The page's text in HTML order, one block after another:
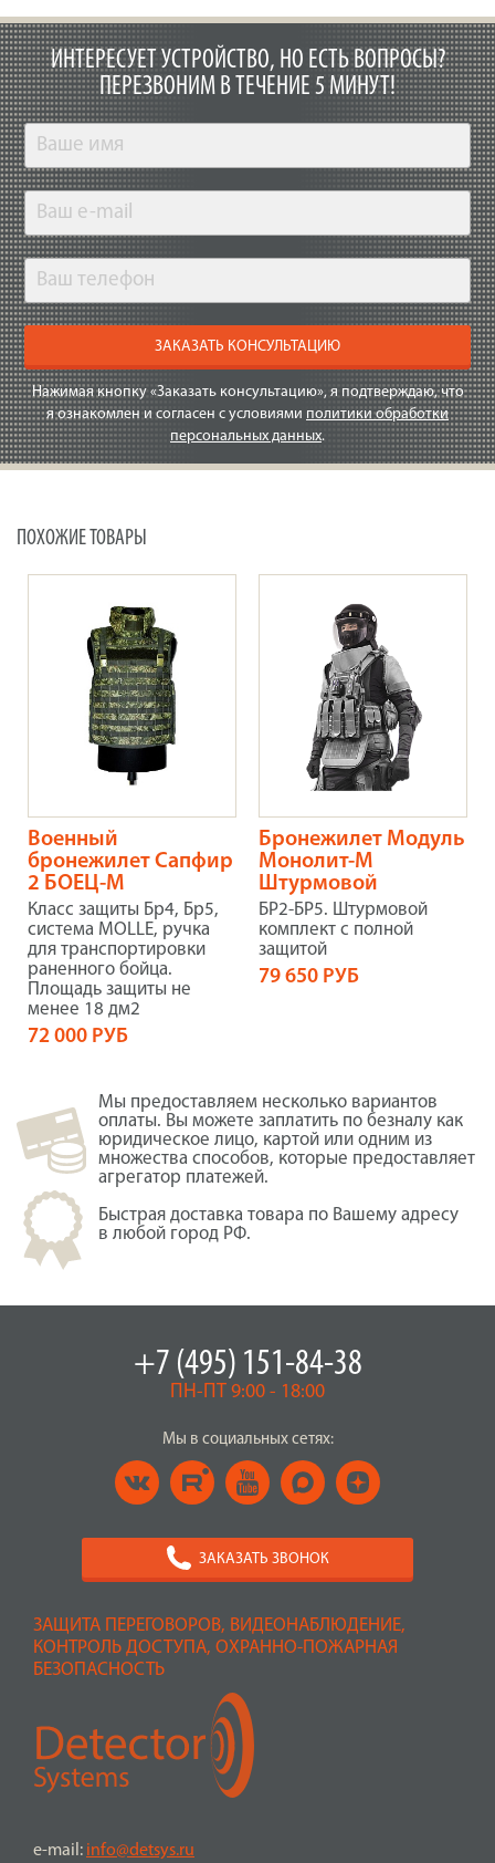
ИНТЕРЕСУЕТ УСТРОЙСТВО, НО ЕСТЬ ВОПРОСЫ?
ПЕРЕЗВОНИМ В ТЕЧЕНИЕ 5 МИНУТ!
ЗАКАЗАТЬ КОНСУЛЬТАЦИЮ
Нажимая кнопку «Заказать консультацию», я подтверждаю, что
я ознакомлен и согласен с условиями политики обработки
персональных данных.
ПОХОЖИЕ ТОВАРЫ
Военный
бронежилет Сапфир
2 БОЕЦ-М
Класс защиты Бр4, Бр5,
система MOLLE, ручка
для транспортировки
раненного бойца.
Площадь защиты не
менее 18 дм2
72 000 РУБ
Бронежилет Модуль
Монолит-М
Штурмовой
БР2-БР5. Штурмовой
комплект с полной
защитой
79 650 РУБ
Мы предоставляем несколько вариантов
оплаты. Вы можете заплатить по безналу как
юридическое лицо, картой или одним из
множества способов, которые предоставляет
агрегатор платежей.
Быстрая доставка товара по Вашему адресу
в любой город РФ.
ЗАЩИТА ПЕРЕГОВОРОВ, ВИДЕОНАБЛЮДЕНИЕ,
КОНТРОЛЬ ДОСТУПА, ОХРАННО-ПОЖАРНАЯ
БЕЗОПАСНОСТЬ
e-mail: info@detsys.ru
+7 (495) 151-84-38
ПН-ПТ 9:00 - 18:00
Мы в социальных сетях:
ЗАКАЗАТЬ ЗВОНОК